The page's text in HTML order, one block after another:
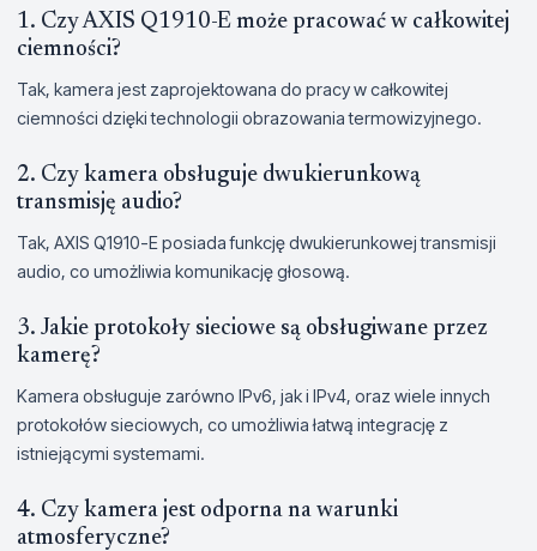
1. Czy AXIS Q1910-E może pracować w całkowitej
ciemności?
Tak, kamera jest zaprojektowana do pracy w całkowitej
ciemności dzięki technologii obrazowania termowizyjnego.
2. Czy kamera obsługuje dwukierunkową
transmisję audio?
Tak, AXIS Q1910-E posiada funkcję dwukierunkowej transmisji
audio, co umożliwia komunikację głosową.
3. Jakie protokoły sieciowe są obsługiwane przez
kamerę?
Kamera obsługuje zarówno IPv6, jak i IPv4, oraz wiele innych
protokołów sieciowych, co umożliwia łatwą integrację z
istniejącymi systemami.
4. Czy kamera jest odporna na warunki
atmosferyczne?